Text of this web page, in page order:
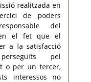
realitzada en
de poders
del
el fet que el
a la satisfacció
pel
o per un tercer,
interessos no